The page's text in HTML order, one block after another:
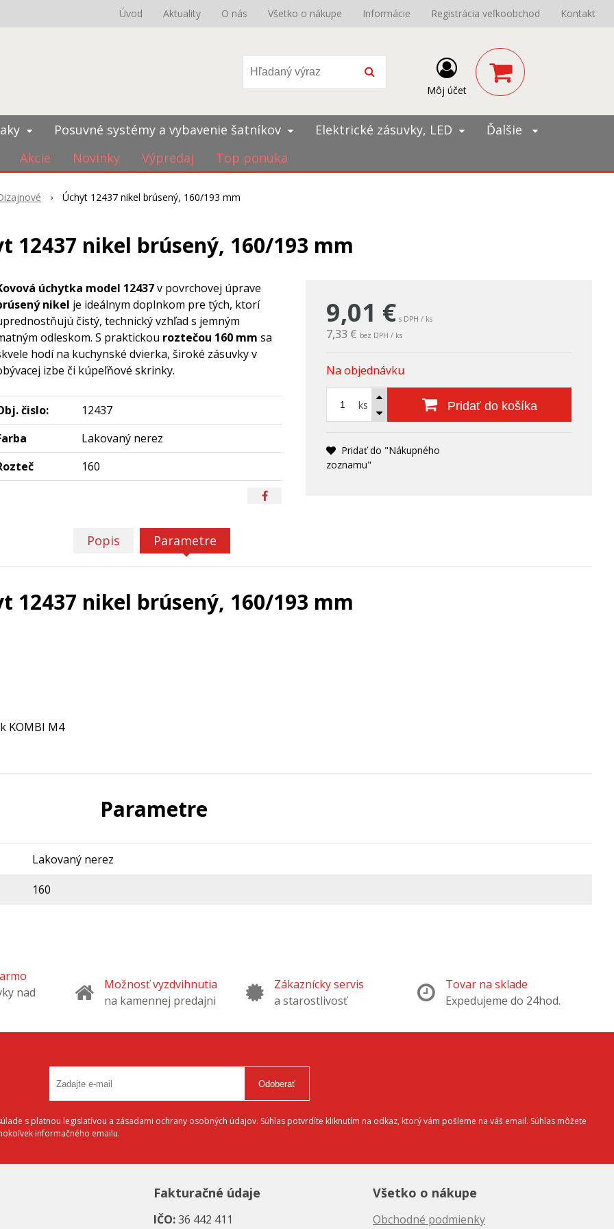
Úvod Aktuality O nás Všetko o nákupe Informácie Registrácia veľkoobchod Kontakt
Môj účet
Posuvné systémy a vybavenie šatníkov Elektrické zásuvky, LED
Ďalšie
Akcie
Novinky Výpredaj Top ponuka
Úchyt 12437 nikel brúsený, 160/193 mm
12437 nikel brúsený, 160/193 mm
9,01 € s DPH / ks
7,33 € bez DPH / ks
Na objednávku
ks Pridať do košíka
Pridať do "Nákupného
zoznamu"
úchytka model 12437v povrchovej úprave
nikel je ideálnym doplnkom pre tých, ktorí
čistý, technický vzhľad s jemným
odleskom. S praktickou roztečou 160 mm sa
hodí na kuchynské dvierka, široké zásuvky v
izbe či kúpeľňové skrinky.
čislo:
12437
Lakovaný nerez
160
Popis Parametre
12437 nikel brúsený, 160/193 mm
KOMBI M4
Parametre
Lakovaný nerez
160
nad
Možnosť vyzdvihnutia
na kamennej predajni
Zákaznícky servis
a starostlivosť
Tovar na sklade
Expedujeme do 24hod.
Odoberať
s platnou legislatívou a zásadami ochrany osobných údajov. Súhlas potvrdíte kliknutím na odkaz, ktorý vám pošleme na váš email. Súhlas môžete
informačného emailu.
Fakturačné údaje
IČO:36 442 411
Všetko o nákupe
Obchodné podmienky